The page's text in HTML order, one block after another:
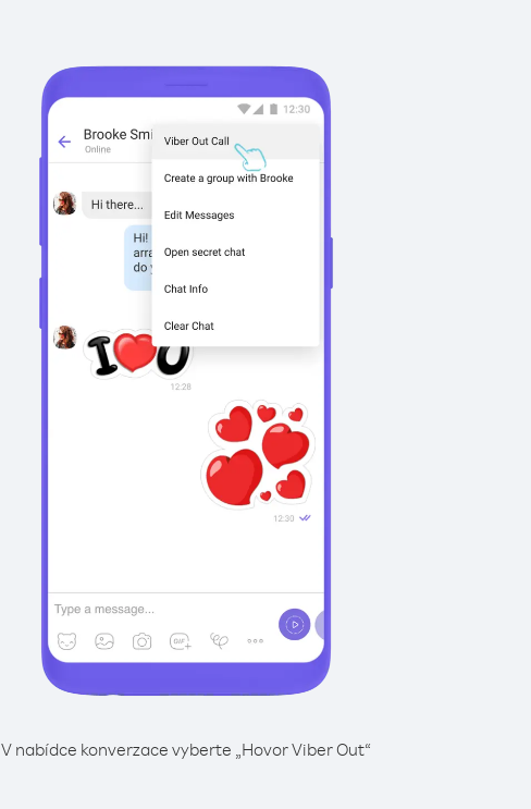
V nabídce konverzace vyberte „Hovor Viber Out“